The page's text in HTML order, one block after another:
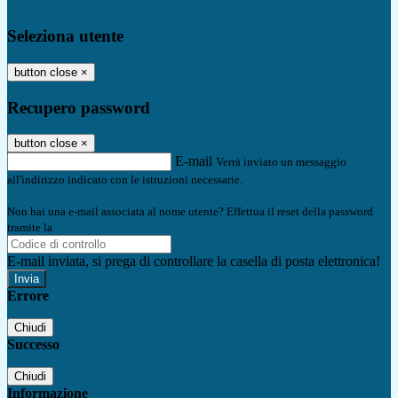
Seleziona utente
button close ×
Recupero password
button close ×
E-mail Verrà inviato un messaggio
all'indirizzo indicato con le istruzioni necessarie.
Non hai una e-mail associata al nome utente? Effettua il reset della password
tramite la
E-mail inviata, si prega di controllare la casella di posta elettronica!
Errore
Chiudi
Successo
Chiudi
Informazione